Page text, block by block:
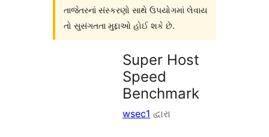
તાજેતરનાં સંસ્કરણો સાથે ઉપયોગમાં લેવાય
તો સુસંગતતા મુદ્દાઓ હોઈ શકે છે.
Super Host
Speed
Benchmark
wsec1 દ્વારા